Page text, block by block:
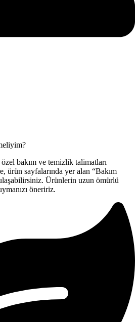
bakım ve temizlik talimatları
ürün sayfalarında yer alan “Bakım
Ürünlerin uzun ömürlü
öneririz.